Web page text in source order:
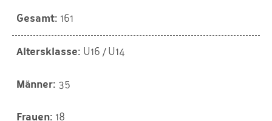
161
U16 / U14
35
18